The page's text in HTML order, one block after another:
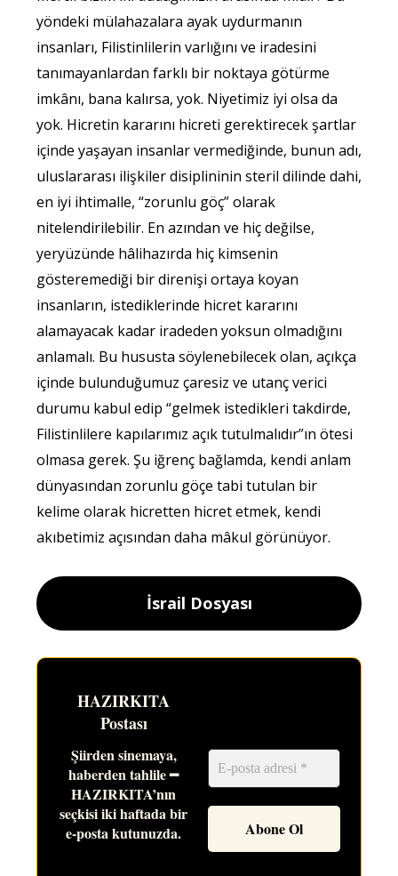
yöndeki mülahazalara ayak uydurmanın
insanları, Filistinlilerin varlığını ve iradesini
tanımayanlardan farklı bir noktaya götürme
imkânı, bana kalırsa, yok. Niyetimiz iyi olsa da
yok. Hicretin kararını hicreti gerektirecek şartlar
içinde yaşayan insanlar vermediğinde, bunun adı,
uluslararası ilişkiler disiplininin steril dilinde dahi,
en iyi ihtimalle, “zorunlu göç” olarak
nitelendirilebilir. En azından ve hiç değilse,
yeryüzünde hâlihazırda hiç kimsenin
gösteremediği bir direnişi ortaya koyan
insanların, istediklerinde hicret kararını
alamayacak kadar iradeden yoksun olmadığını
anlamalı. Bu hususta söylenebilecek olan, açıkça
içinde bulunduğumuz çaresiz ve utanç verici
durumu kabul edip “gelmek istedikleri takdirde,
Filistinlilere kapılarımız açık tutulmalıdır”ın ötesi
olmasa gerek. Şu iğrenç bağlamda, kendi anlam
dünyasından zorunlu göçe tabi tutulan bir
kelime olarak hicretten hicret etmek, kendi
akıbetimiz açısından daha mâkul görünüyor.
İsrail Dosyası
HAZIRKITA
Postası
Şiirden sinemaya,
haberden tahlile ━
HAZIRKITA’nın
seçkisi iki haftada bir
e-posta kutunuzda.